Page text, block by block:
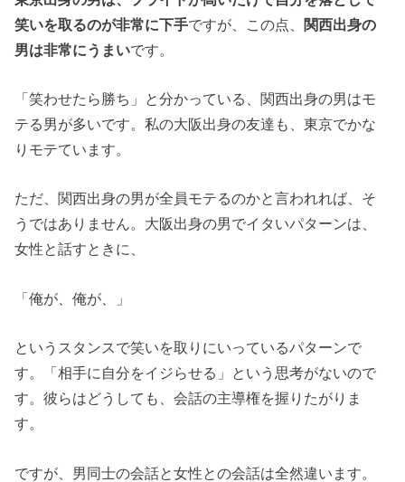
笑いを取るのが非常に下手ですが、この点、 関西出身の
男は非常にうまいです。
「笑わせたら勝ち」と分かっている、関西出身の男はモ
テる男が多いです。私の大阪出身の友達も、東京でかな
りモテています。
ただ、関西出身の男が全員モテるのかと言われれば、そ
うではありません。大阪出身の男でイタいパターンは、
女性と話すときに、
「俺が、俺が、」
というスタンスで笑いを取りにいっているパターンで
す。「相手に自分をイジらせる」という思考がないので
す。彼らはどうしても、会話の主導権を握りたがりま
す。
ですが、男同士の会話と女性との会話は全然違います。